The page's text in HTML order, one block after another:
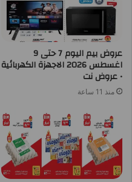
عروض بيم اليوم 7 حتى 9
اغسطس 2026 الاجهزة الكهربائية
• عروض نت
منذ 11 ساعة